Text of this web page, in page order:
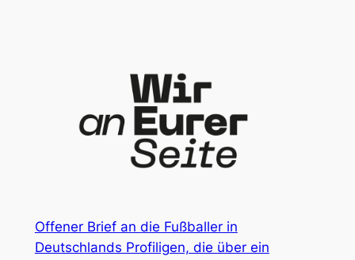
Offener Brief an die Fußballer in
Deutschlands Profiligen, die über ein